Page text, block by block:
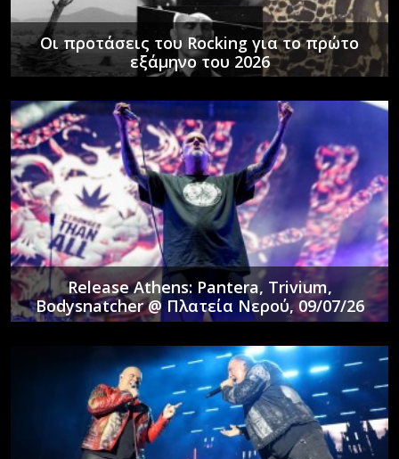
Οι προτάσεις του Rocking για το πρώτο
εξάμηνο του 2026
Release Athens: Pantera, Trivium,
Bodysnatcher @ Πλατεία Νερού, 09/07/26